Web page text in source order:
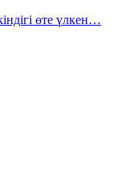
өте үлкен…